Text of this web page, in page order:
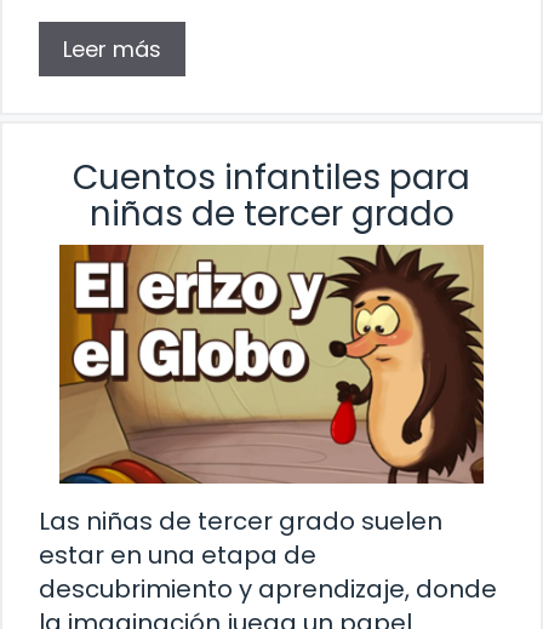
Leer más
Cuentos infantiles para
niñas de tercer grado
Las niñas de tercer grado suelen
estar en una etapa de
descubrimiento y aprendizaje, donde